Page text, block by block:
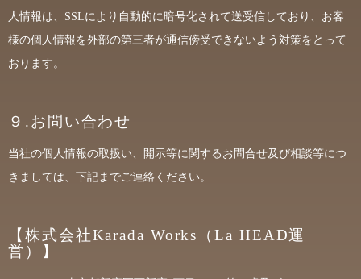
人情報は、SSLにより自動的に暗号化されて送受信しており、お客
様の個人情報を外部の第三者が通信傍受できないよう対策をとって
おります。
９.お問い合わせ
当社の個人情報の取扱い、開示等に関するお問合せ及び相談等につ
きましては、下記までご連絡ください。
【株式会社Karada Works（La HEAD運
営）】